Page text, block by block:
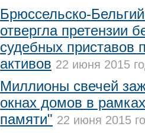
Брюссельско-
отвергла претензии
судебных приставов
активов 22 июня 2015
Миллионы свечей
окнах домов в
памяти" 22 июня 2015